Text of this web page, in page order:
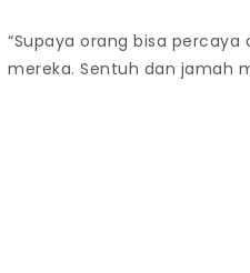
“Supaya orang bisa
mereka. Sentuh dan jamah